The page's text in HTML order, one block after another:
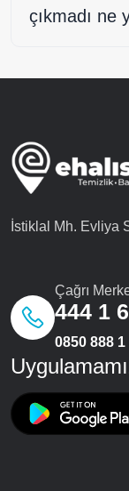
çıkmadı ne
İstiklal Mh. Evliya
Çağrı
444 1
0850 888 1